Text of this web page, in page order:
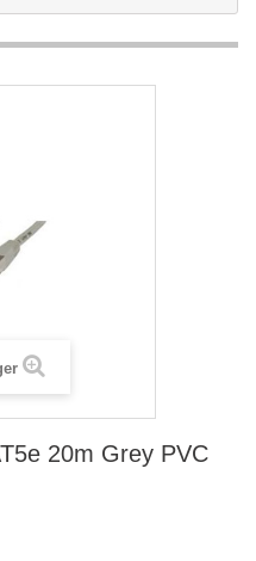
20m Grey PVC